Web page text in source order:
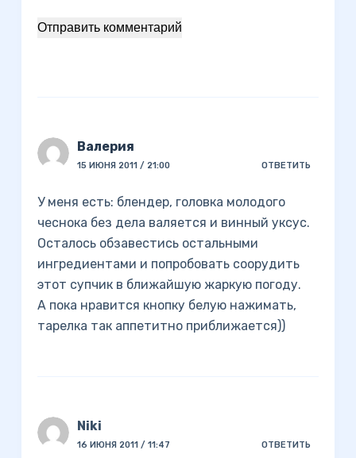
Отправить комментарий
Валерия
15 ИЮНЯ 2011 / 21:00 ОТВЕТИТЬ
У меня есть: блендер, головка молодого
чеснока без дела валяется и винный уксус.
Осталось обзавестись остальными
ингредиентами и попробовать соорудить
этот супчик в ближайшую жаркую погоду.
А пока нравится кнопку белую нажимать,
тарелка так аппетитно приближается))
Niki
16 ИЮНЯ 2011 / 11:47 ОТВЕТИТЬ